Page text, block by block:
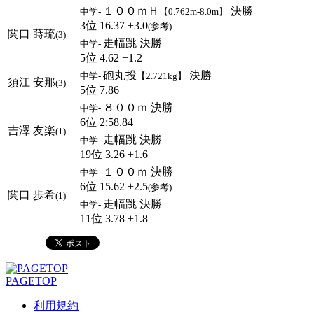
関口 蒔琉(3)
中学- １００ｍＨ 【0.762m-8.0m】
決勝
3位 16.37 +3.0(参考)
中学- 走幅跳 決勝
5位 4.62 +1.2
須江 安那(3)
中学- 砲丸投 【2.721kg】
決勝
5位 7.86
吉澤 友楽(1)
中学- ８００ｍ 決勝
6位 2:58.84
中学- 走幅跳 決勝
19位 3.26 +1.6
関口 歩希(1)
中学- １００ｍ 決勝
6位 15.62 +2.5(参考)
中学- 走幅跳 決勝
11位 3.78 +1.8
PAGETOP
利用規約